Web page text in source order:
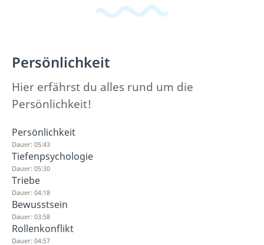
Persönlichkeit
Hier erfährst du alles rund um die
Persönlichkeit!
Persönlichkeit
Dauer: 05:43
Tiefenpsychologie
Dauer: 05:30
Triebe
Dauer: 04:18
Bewusstsein
Dauer: 03:58
Rollenkonflikt
Dauer: 04:57